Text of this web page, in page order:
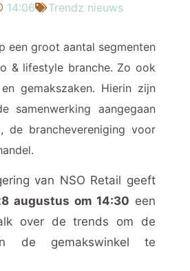
14:06 Trendz nieuws
een groot aantal segmenten
& lifestyle branche. Zo ook
gemakszaken. Hierin zijn
samenwerking aangegaan
de branchevereniging voor
van NSO Retail geeft
augustus om 14:30 een
over de trends om de
de gemakswinkel te